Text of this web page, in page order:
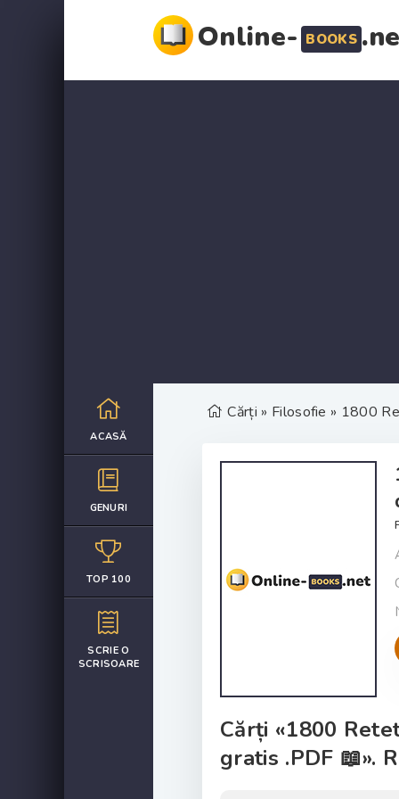
Online- BOOKS
ACASĂ
GENURI
TOP 100
SCRIE O
SCRISOARE
Cărți » Filosofie » 1800
Cărți «1800
gratis .PDF 📖».